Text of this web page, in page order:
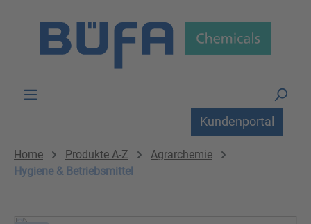
Kundenportal
Home Produkte A-Z
Agrarchemie
Hygiene & Betriebsmittel